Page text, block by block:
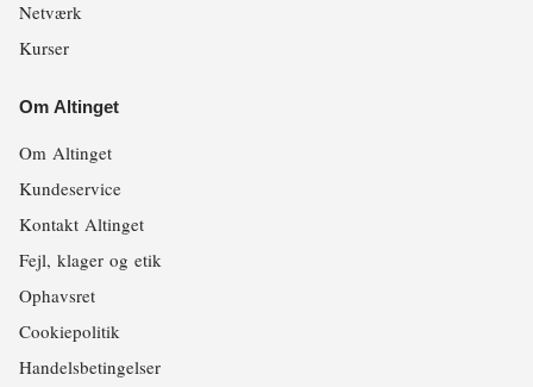
Netværk
Kurser
Om Altinget
Om Altinget
Kundeservice
Kontakt Altinget
Fejl, klager og etik
Ophavsret
Cookiepolitik
Handelsbetingelser